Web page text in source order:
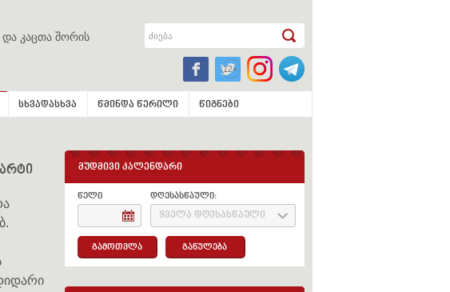
და კაცთა შორის
სხვადასხვა წმინდა წერილი წიგნები
მუდმივი კალენდარი
წელი დღესასწაული:
ყველა დღესასწაული
გამოთვლა განულება